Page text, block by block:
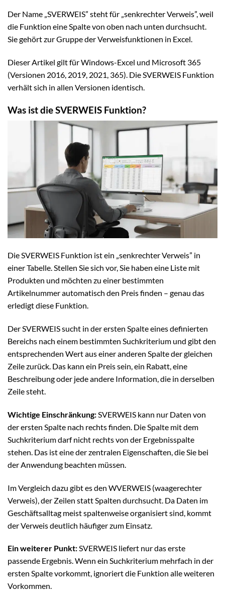
Der Name „SVERWEIS” steht für „senkrechter Verweis”, weil
die Funktion eine Spalte von oben nach unten durchsucht.
Sie gehört zur Gruppe der Verweisfunktionen in Excel.
Dieser Artikel gilt für Windows-Excel und Microsoft 365
(Versionen 2016, 2019, 2021, 365). Die SVERWEIS Funktion
verhält sich in allen Versionen identisch.
Was ist die SVERWEIS Funktion?
Die SVERWEIS Funktion ist ein „senkrechter Verweis” in
einer Tabelle. Stellen Sie sich vor, Sie haben eine Liste mit
Produkten und möchten zu einer bestimmten
Artikelnummer automatisch den Preis finden – genau das
erledigt diese Funktion.
Der SVERWEIS sucht in der ersten Spalte eines definierten
Bereichs nach einem bestimmten Suchkriterium und gibt den
entsprechenden Wert aus einer anderen Spalte der gleichen
Zeile zurück. Das kann ein Preis sein, ein Rabatt, eine
Beschreibung oder jede andere Information, die in derselben
Zeile steht.
Wichtige Einschränkung:SVERWEIS kann nur Daten von
der ersten Spalte nach rechts finden. Die Spalte mit dem
Suchkriterium darf nicht rechts von der Ergebnisspalte
stehen. Das ist eine der zentralen Eigenschaften, die Sie bei
der Anwendung beachten müssen.
Im Vergleich dazu gibt es den WVERWEIS (waagerechter
Verweis), der Zeilen statt Spalten durchsucht. Da Daten im
Geschäftsalltag meist spaltenweise organisiert sind, kommt
der Verweis deutlich häufiger zum Einsatz.
Ein weiterer Punkt:SVERWEIS liefert nur das erste
passende Ergebnis. Wenn ein Suchkriterium mehrfach in der
ersten Spalte vorkommt, ignoriert die Funktion alle weiteren
Vorkommen.